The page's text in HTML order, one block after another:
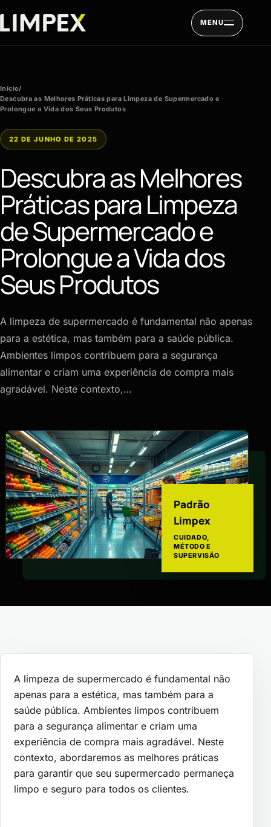
MENU
Início/
Descubra as Melhores Práticas para Limpeza de Supermercado e
Prolongue a Vida dos Seus Produtos
22 DE JUNHO DE 2025
Descubra as Melhores
Práticas para Limpeza
de Supermercado e
Prolongue a Vida dos
Seus Produtos
A limpeza de supermercado é fundamental não apenas
para a estética, mas também para a saúde pública.
Ambientes limpos contribuem para a segurança
alimentar e criam uma experiência de compra mais
agradável. Neste contexto,…
Padrão
Limpex
CUIDADO,
MÉTODO E
SUPERVISÃO
A limpeza de supermercado é fundamental não
apenas para a estética, mas também para a
saúde pública. Ambientes limpos contribuem
para a segurança alimentar e criam uma
experiência de compra mais agradável. Neste
contexto, abordaremos as melhores práticas
para garantir que seu supermercado permaneça
limpo e seguro para todos os clientes.